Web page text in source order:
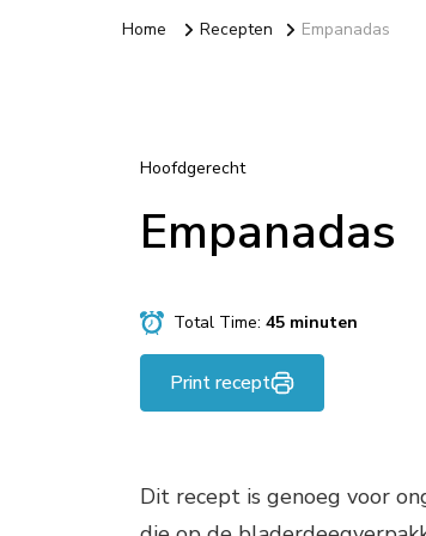
Home Recepten Empanadas
Hoofdgerecht
Empanadas
Total Time: 45 minuten
Print recept
Dit recept is genoeg voor